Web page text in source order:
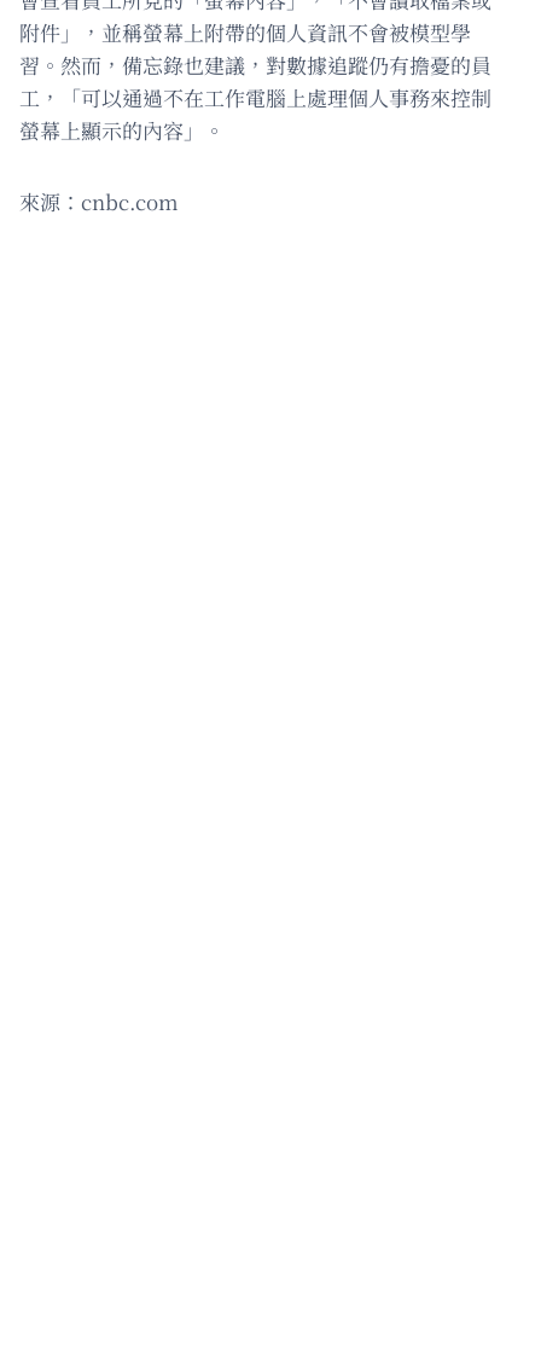
附件」，並稱螢幕上附帶的個人資訊不會被模型學
習。然而，備忘錄也建議，對數據追蹤仍有擔憂的員
工，「可以通過不在工作電腦上處理個人事務來控制
螢幕上顯示的內容」。
來源：cnbc.com